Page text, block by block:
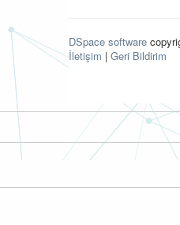
DSpace software
İletişim | Geri Bildirim